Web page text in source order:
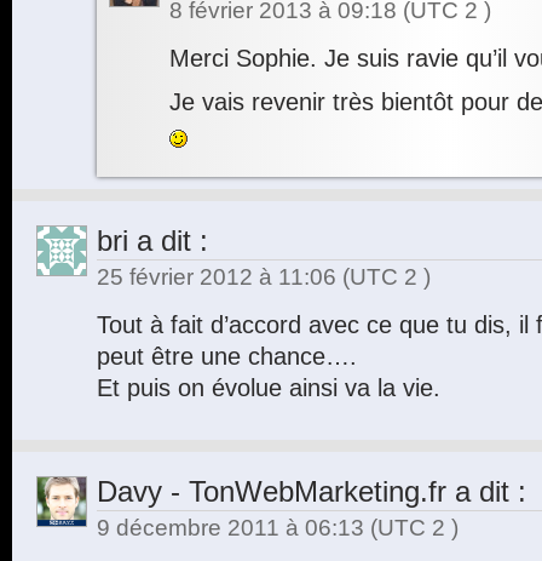
8 février 2013 à 09:18 (UTC 2 )
Merci Sophie. Je suis ravie qu’il
Je vais revenir très bientôt pour
bri a dit :
25 février 2012 à 11:06 (UTC 2 )
Tout à fait d’accord avec ce que tu dis, il
peut être une chance….
Et puis on évolue ainsi va la vie.
Davy - TonWebMarketing.fr a dit :
9 décembre 2011 à 06:13 (UTC 2 )